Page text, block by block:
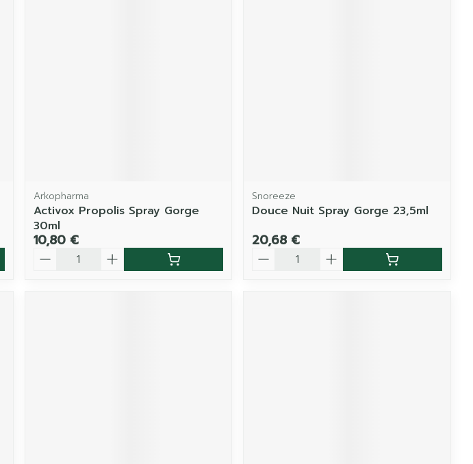
Arkopharma
Activox Propolis Spray Gorge
30ml
10,80 €
Quantité
Snoreeze
Douce Nuit Spray Gorge 23,5ml
20,68 €
Quantité